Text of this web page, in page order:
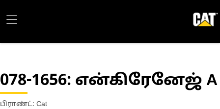
078-1656: என்கிரேனேஜ் A
பிராண்ட்: Cat